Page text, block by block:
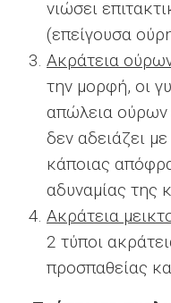
νιώσει
(επείγουσα
Ακράτεια
την μορφή, οι
απώλεια ούρων
δεν αδειάζει
κάποιας
αδυναμίας της
Ακράτεια
2 τύποι
προσπαθείας